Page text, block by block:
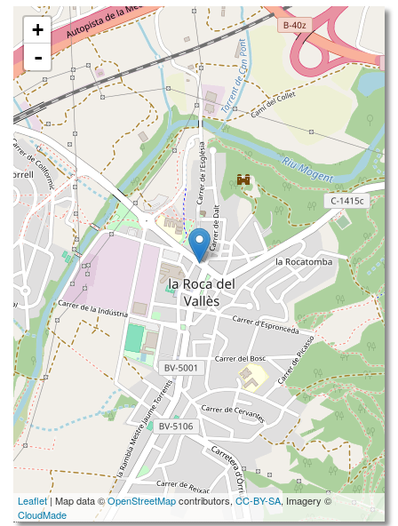
+
-
Leaflet| Map data ©OpenStreetMapcontributors, CC-BY-SA, Imagery ©
CloudMade